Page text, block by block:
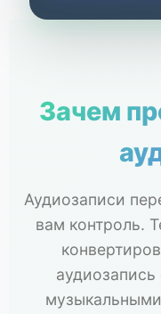
Зачем
Аудиозаписи
вам контроль.